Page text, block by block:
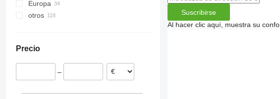
Europa
Polonia
otros
Precio
–
Suscribirse
Al hacer clic aquí, muestra su